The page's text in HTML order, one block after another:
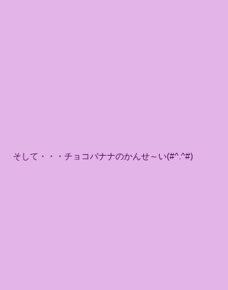
そして・・・チョコバナナのかんせ～い(#^.^#)